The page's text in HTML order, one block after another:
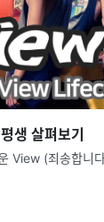
생 살펴보기
View (죄송합니